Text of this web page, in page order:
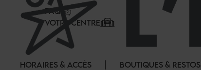
FAQ
VOTRE CENTRE
HORAIRES & ACCÈS BOUTIQUES & RESTOS
Panneau de gestion des cookies